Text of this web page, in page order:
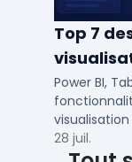
Top 7
Studio,
autres
Power BI,
visualisation
selon votre
28 juil.